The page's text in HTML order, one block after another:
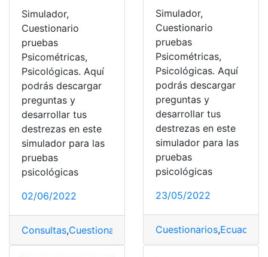
Simulador,
Cuestionario
pruebas
Psicométricas,
Psicológicas. Aquí
podrás descargar
preguntas y
desarrollar tus
destrezas en este
simulador para las
pruebas
psicológicas
02/06/2022
Consultas,Cuestionarios Pruebas Psicométricas,
Simulador,
Cuestionario
pruebas
Psicométricas,
Psicológicas. Aquí
podrás descargar
preguntas y
desarrollar tus
destrezas en este
simulador para las
pruebas
psicológicas
23/05/2022
Cuestionarios,Ecuador